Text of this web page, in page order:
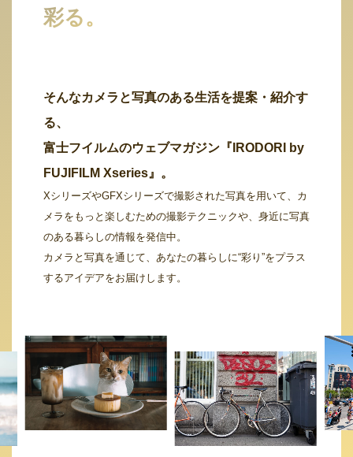
彩る。
そんなカメラと写真のある生活を提案・紹介す
る、
富士フイルムのウェブマガジン『IRODORI by
FUJIFILM Xseries』。
XシリーズやGFXシリーズで撮影された写真を用いて、カ
メラをもっと楽しむための撮影テクニックや、身近に写真
のある暮らしの情報を発信中。
カメラと写真を通じて、あなたの暮らしに“彩り”をプラス
するアイデアをお届けします。